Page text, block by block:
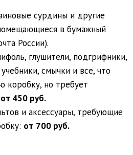
сурдины и другие
в бумажный
России).
глушители, подгрифники,
смычки и все, что
коробку, но требует
от 450 руб.
и аксессуары, требующие
от 700 руб.